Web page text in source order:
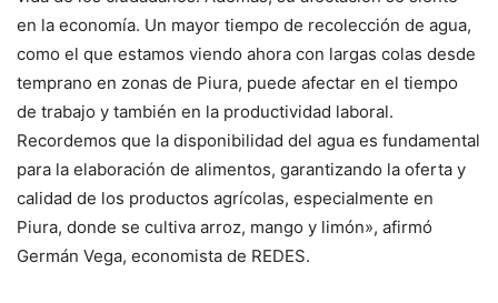
en la economía. Un mayor tiempo de recolección de agua,
como el que estamos viendo ahora con largas colas desde
temprano en zonas de Piura, puede afectar en el tiempo
de trabajo y también en la productividad laboral.
Recordemos que la disponibilidad del agua es fundamental
para la elaboración de alimentos, garantizando la oferta y
calidad de los productos agrícolas, especialmente en
Piura, donde se cultiva arroz, mango y limón», afirmó
Germán Vega, economista de REDES.